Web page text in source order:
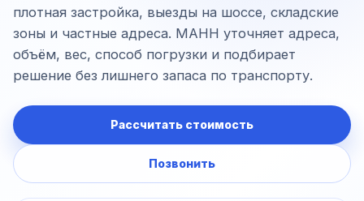
плотная застройка, выезды на шоссе, складские
зоны и частные адреса. МАНН уточняет адреса,
объём, вес, способ погрузки и подбирает
решение без лишнего запаса по транспорту.
Рассчитать стоимость
Позвонить